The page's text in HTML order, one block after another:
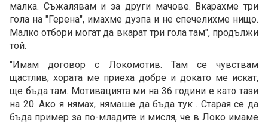
малка. Съжалявам и за други мачове. Вкарахме три
гола на "Герена", имахме дузпа и не спечелихме нищо.
Малко отбори могат да вкарат три гола там", продължи
той.
"Имам договор с Локомотив. Там се чувствам
щастлив, хората ме приеха добре и докато ме искат,
ще бъда там. Мотивацията ми на 36 години е като тази
на 20. Ако я нямах, нямаше да бъда тук . Старая се да
бъда пример за по-младите и мисля, че в Локо имаме